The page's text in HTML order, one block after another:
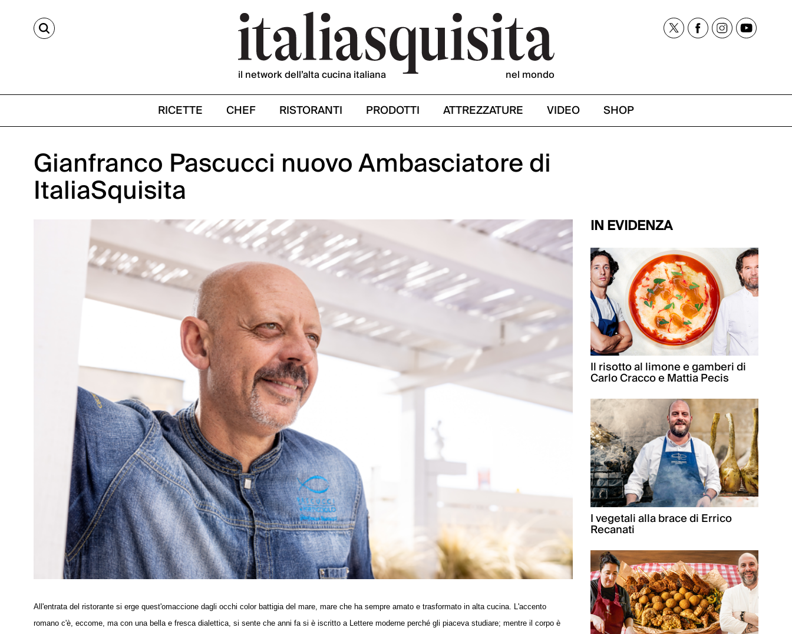
CERCA
il network dell’alta cucina italiana nel mondo
RICETTE CHEF RISTORANTI PRODOTTI ATTREZZATURE VIDEO SHOP
Gianfranco Pascucci nuovo Ambasciatore di
ItaliaSquisita
All'entrata del ristorante si erge quest'omaccione dagli occhi color battigia del mare, mare che ha sempre amato e trasformato in alta cucina. L'accento
romano c'è, eccome, ma con una bella e fresca dialettica, si sente che anni fa si è iscritto a Lettere moderne perché gli piaceva studiare; mentre il corpo è
IN EVIDENZA
Il risotto al limone e gamberi di
Carlo Cracco e Mattia Pecis
I vegetali alla brace di Errico
Recanati